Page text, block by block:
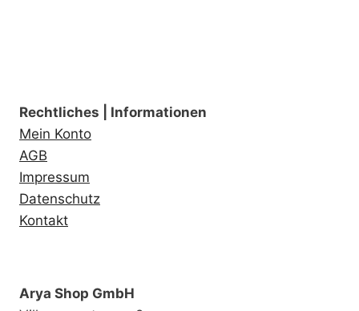
Rechtliches | Informationen
Mein Konto
AGB
Impressum
Datenschutz
Kontakt
Arya Shop GmbH